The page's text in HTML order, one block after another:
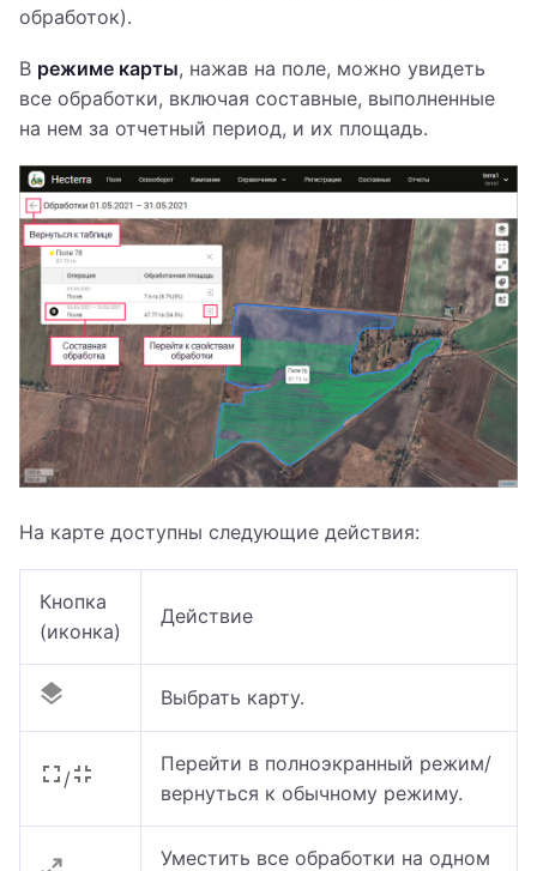
обработок).
В режиме карты, нажав на поле, можно увидеть
все обработки, включая составные, выполненные
на нем за отчетный период, и их площадь.
На карте доступны следующие действия:
Кнопка
(иконка)
Действие
Выбрать карту.
/
Перейти в полноэкранный режим/
вернуться к обычному режиму.
Уместить все обработки на одном